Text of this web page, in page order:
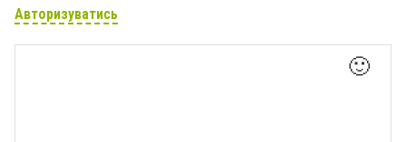
Авторизуватись
🙂